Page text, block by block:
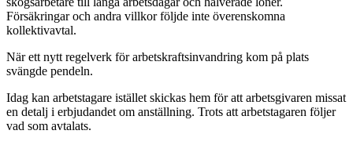
Försäkringar och andra villkor följde inte överenskomna
kollektivavtal.
När ett nytt regelverk för arbetskraftsinvandring kom på plats
svängde pendeln.
Idag kan arbetstagare istället skickas hem för att arbetsgivaren missat
en detalj i erbjudandet om anställning. Trots att arbetstagaren följer
vad som avtalats.